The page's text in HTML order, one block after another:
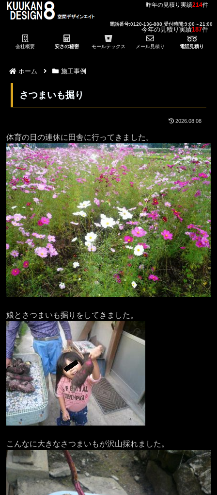
昨年の見積り実績214件
今年の見積り実績187件
電話番号:0120-136-888 受付時間:9:00～21:00
会社概要 安さの秘密 モールテックス メール見積り 電話見積り
ホーム 施工事例
さつまいも掘り
2026.08.08
体育の日の連休に田舎に行ってきました。
娘とさつまいも掘りをしてきました。
こんなに大きなさつまいもが沢山採れました。